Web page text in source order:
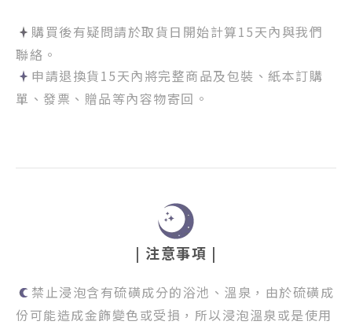
購買後有疑問請於取貨日開始計算15天內與我們
聯絡。
申請退換貨15天內將完整商品及包裝、紙本訂購
單、發票、贈品等內容物寄回。
| 注意事項 |
禁止浸泡含有硫磺成分的浴池、溫泉，由於硫磺成
份可能造成金飾變色或受損，所以浸泡溫泉或是使用